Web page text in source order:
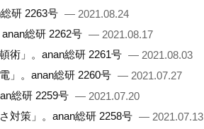
研 2263号 — 2021.08.24
総研 2262号 — 2021.08.17
術」。anan総研 2261号 — 2021.08.03
」。anan総研 2260号 — 2021.07.27
総研 2259号 — 2021.07.20
対策」。anan総研 2258号 — 2021.07.13